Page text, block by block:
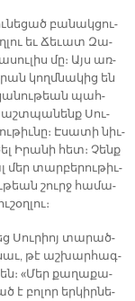
բա­նակ­ցու­
եւ Ճե­ւատ Զա­
մը։ Այս առ­
կողմ­նա­կից են
պահ­
Սու­
Է­սա­տի նիւ­
Ի­րա­նի հետ։ Չենք
մեր տար­բե­րու­թիւ­
շուրջ հա­մա­
Սու­րիոյ տա­րած­
թէ աշ­խար­հագ­
«Մեր քա­ղա­քա­
է բո­լոր եր­կիր­նե­